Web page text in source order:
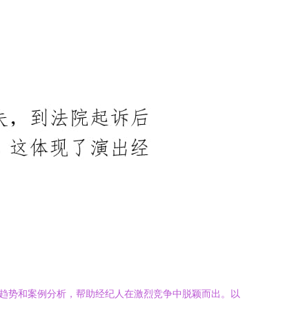
和案例分析，帮助经纪人在激烈竞争中脱颖而出。以